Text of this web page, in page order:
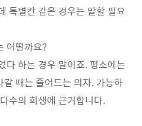
특별칸 같은 경우는 말할 필요
어떨까요?
다 하는 경우 말이죠. 평소에는
때는 줄어드는 의자. 가능하
수의 희생에 근거합니다.